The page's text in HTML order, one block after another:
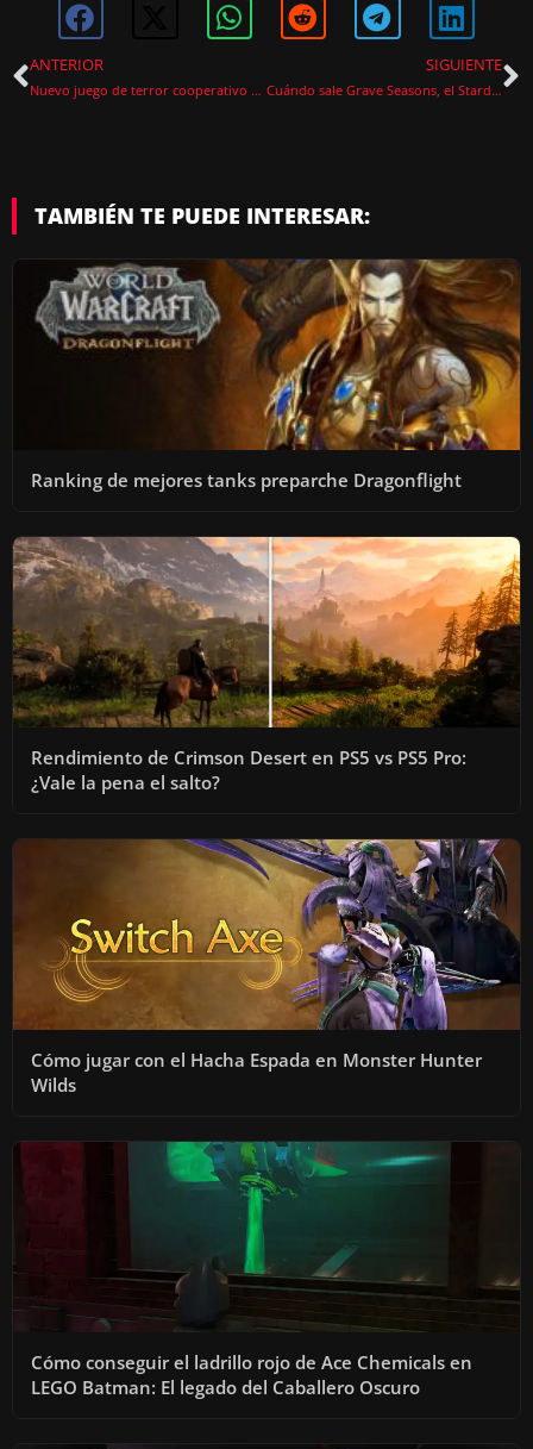
ANTERIOR
Nuevo juego de terror cooperativo en steam mezcla phasmophobia y lethal company
SIGUIENTE
Cuándo sale Grave Seasons, el Stardew Valley con un asesino en serie
TAMBIÉN TE PUEDE INTERESAR:
Ranking de mejores tanks preparche Dragonflight
Rendimiento de Crimson Desert en PS5 vs PS5 Pro:
¿Vale la pena el salto?
Cómo jugar con el Hacha Espada en Monster Hunter
Wilds
Cómo conseguir el ladrillo rojo de Ace Chemicals en
LEGO Batman: El legado del Caballero Oscuro